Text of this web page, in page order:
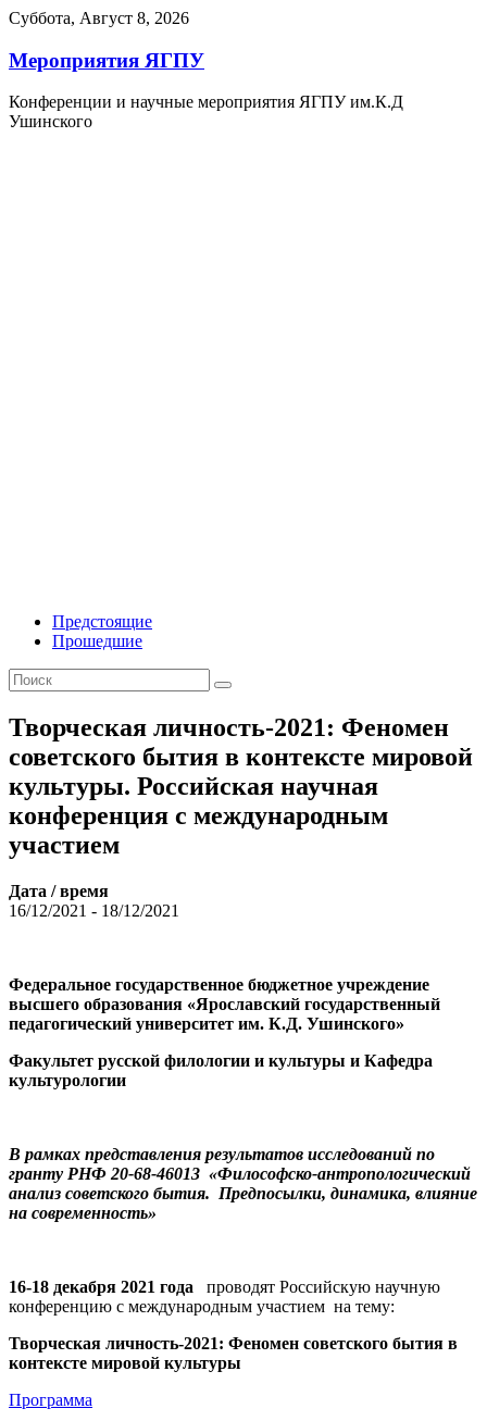
Суббота, Август 8, 2026
Мероприятия ЯГПУ
Конференции и научные мероприятия ЯГПУ им.К.Д
Ушинского
Предстоящие
Прошедшие
Творческая личность-2021: Феномен
советского бытия в контексте мировой
культуры. Российская научная
конференция с международным
участием
Дата / время
16/12/2021 - 18/12/2021
Федеральное государственное бюджетное учреждение
высшего образования «Ярославский государственный
педагогический университет им. К.Д. Ушинского»
Факультет русской филологии и культуры и Кафедра
культурологии
В рамках представления результатов исследований по
гранту РНФ 20-68-46013 «Философско-антропологический
анализ советского бытия. Предпосылки, динамика, влияние
на современность»
16-18 декабря 2021 года проводят Российскую научную
конференцию с международным участием на тему:
Творческая личность-2021: Феномен советского бытия в
контексте мировой культуры
Программа